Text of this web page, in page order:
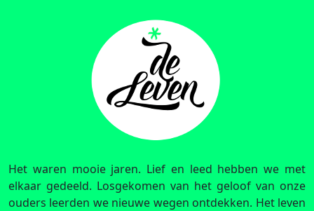
Het waren mooie jaren. Lief en leed hebben we met
elkaar gedeeld. Losgekomen van het geloof van onze
ouders leerden we nieuwe wegen ontdekken. Het leven